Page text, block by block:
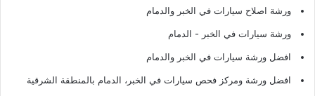
ورشة اصلاح سيارات في الخبر والدمام
ورشة سيارات في الخبر - الدمام
افضل ورشة سيارات في الخبر والدمام
افضل ورشة ومركز فحص سيارات في الخبر، الدمام بالمنطقة الشرقية